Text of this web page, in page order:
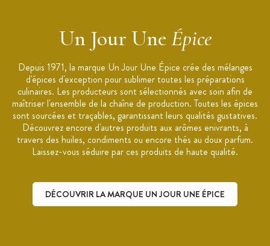
Un Jour UneÉpice
Depuis 1971, la marque Un Jour Une Épice crée des mélanges
d'épices d'exception pour sublimer toutes les préparations
culinaires. Les producteurs sont sélectionnés avec soin afin de
maîtriser l'ensemble de la chaîne de production. Toutes les épices
sont sourcées et traçables, garantissant leurs qualités gustatives.
Découvrez encore d'autres produits aux arômes enivrants, à
travers des huiles, condiments ou encore thés au doux parfum.
Laissez-vous séduire par ces produits de haute qualité.
DÉCOUVRIR LA MARQUE UN JOUR UNE ÉPICE